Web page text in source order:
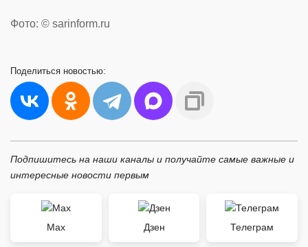
Фото: © sarinform.ru
Поделиться новостью:
Подпишитесь на наши каналы и получайте самые важные и
интересные новости первым
Max Дзен Телеграм